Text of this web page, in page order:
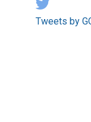
Tweets by